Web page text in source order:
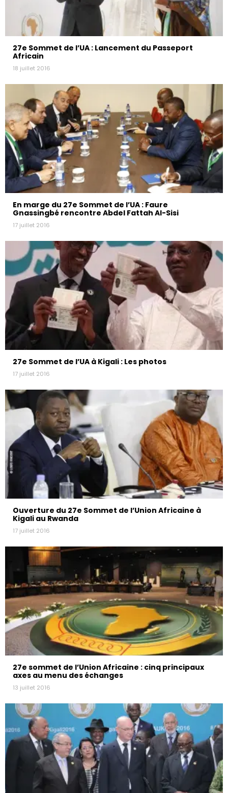
27e Sommet de l’UA : Lancement du Passeport
Africain
18 juillet 2016
En marge du 27e Sommet de l’UA : Faure
Gnassingbé rencontre Abdel Fattah Al-Sisi
17 juillet 2016
27e Sommet de l’UA à Kigali : Les photos
17 juillet 2016
Ouverture du 27e Sommet de l’Union Africaine à
Kigali au Rwanda
17 juillet 2016
27e sommet de l’Union Africaine : cinq principaux
axes au menu des échanges
13 juillet 2016